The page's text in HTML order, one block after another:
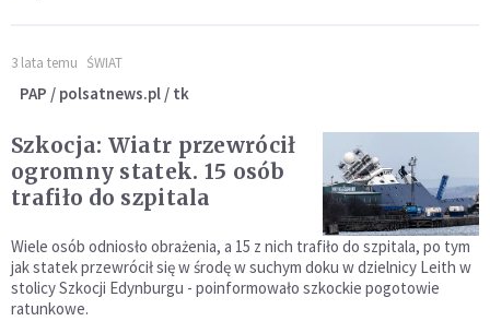
3 lata temu ŚWIAT
PAP / polsatnews.pl / tk
Szkocja: Wiatr przewrócił
ogromny statek. 15 osób
trafiło do szpitala
Wiele osób odniosło obrażenia, a 15 z nich trafiło do szpitala, po tym
jak statek przewrócił się w środę w suchym doku w dzielnicy Leith w
stolicy Szkocji Edynburgu - poinformowało szkockie pogotowie
ratunkowe.